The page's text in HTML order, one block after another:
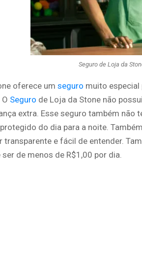
Seguro de Loja da
oferece um seguro muito especial
Seguro de Loja da Stone não
extra. Esse seguro também não
do dia para a noite.
transparente e fácil de entender.
ser de menos de R$1,00 por dia.